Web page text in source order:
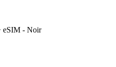
eSIM - Noir